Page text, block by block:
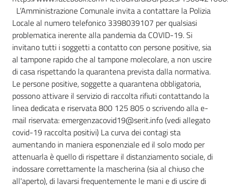
L’Amministrazione Comunale invita a contattare la Polizia
Locale al numero telefonico 3398039107 per qualsiasi
problematica inerente alla pandemia da COVID-19. Si
invitano tutti i soggetti a contatto con persone positive, sia
al tampone rapido che al tampone molecolare, a non uscire
di casa rispettando la quarantena prevista dalla normativa.
Le persone positive, soggette a quarantena obbligatoria,
possono attivare il servizio di raccolta rifiuti contattando la
linea dedicata e riservata 800 125 805 o scrivendo alla e-
mail riservata: emergenzacovid19@serit.info (vedi allegato
covid-19 raccolta positivi) La curva dei contagi sta
aumentando in maniera esponenziale ed il solo modo per
attenuarla è quello di rispettare il distanziamento sociale, di
indossare correttamente la mascherina (sia al chiuso che
all'aperto), di lavarsi frequentemente le mani e di uscire di